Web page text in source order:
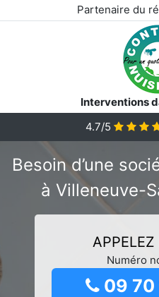
Partenaire du
Interventions
4.7/5
Besoin d’une
à Villeneuve-
Numéro
09 70